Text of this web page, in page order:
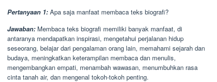
Pertanyaan 1: Apa saja manfaat membaca teks biografi?
Jawaban: Membaca teks biografi memiliki banyak manfaat, di
antaranya mendapatkan inspirasi, mengetahui perjalanan hidup
seseorang, belajar dari pengalaman orang lain, memahami sejarah dan
budaya, meningkatkan keterampilan membaca dan menulis,
mengembangkan empati, menambah wawasan, menumbuhkan rasa
cinta tanah air, dan mengenal tokoh-tokoh penting.